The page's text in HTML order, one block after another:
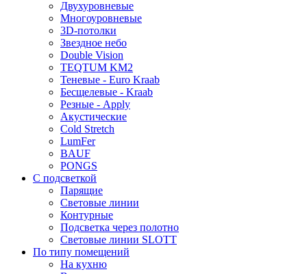
Двухуровневые
Многоуровневые
3D-потолки
Звездное небо
Double Vision
TEQTUM KM2
Теневые - Euro Kraab
Бесщелевые - Kraab
Резные - Apply
Акустические
Cold Stretch
LumFer
BAUF
PONGS
С подсветкой
Парящие
Световые линии
Контурные
Подсветка через полотно
Световые линии SLOTT
По типу помещений
На кухню